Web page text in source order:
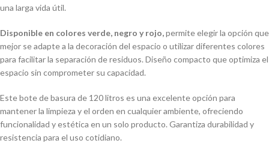
una larga vida útil.
Disponible en colores verde, negro y rojo,permite elegir la opción que
mejor se adapte a la decoración del espacio o utilizar diferentes colores
para facilitar la separación de residuos. Diseño compacto que optimiza el
espacio sin comprometer su capacidad.
Este bote de basura de 120 litros es una excelente opción para
mantener la limpieza y el orden en cualquier ambiente, ofreciendo
funcionalidad y estética en un solo producto. Garantiza durabilidad y
resistencia para el uso cotidiano.